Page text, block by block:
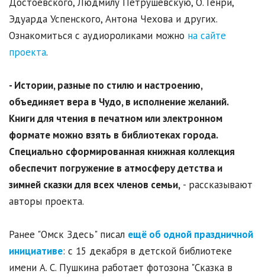
Достоевского, Людмилу Петрушевскую, О. Генри,
Эдуарда Успенского, Антона Чехова и других.
Ознакомиться с аудиороликами можно на сайте
проекта.
- Истории, разные по стилю и настроению,
объединяет вера в Чудо, в исполнение желаний.
Книги для чтения в печатном или электронном
формате можно взять в библиотеках города.
Специально сформированная книжная коллекция
обеспечит погружение в атмосферу детства и
зимней сказки для всех членов семьи, - рассказывают
авторы проекта.
Ранее "Омск Здесь" писал ещё об одной праздничной
инициативе: с 15 декабря в детской библиотеке
имени А. С. Пушкина работает фотозона "Сказка в